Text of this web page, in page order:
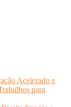
Acelerado e
para